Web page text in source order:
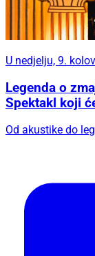
U nedjelju, 9.
Legenda o
Spektakl koji
Od akustike do